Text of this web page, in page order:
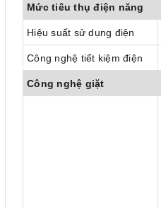
Mức tiêu thụ điện năng
Hiệu suất sử dụng điện
Công nghệ tiết kiệm điện
Công nghệ giặt